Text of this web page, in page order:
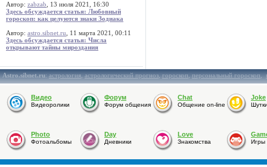
Автор: zabzab , 13 июля 2021, 16:30
Здесь обсуждается статья: Любовный
гороскоп: как целуются знаки Зодиака
Автор: astro.sibnet.ru , 11 марта 2021, 00:11
Здесь обсуждается статья: Числа
открывают тайны мироздания
Astro.sibnet.ru:астрология,астрологический прогноз,гороскоп,персональный гороскоп,
Видео
Видеоролики
Форум
Форум общения
Chat
Общение on-line
Joke
Photo
Фотоальбомы
Day
Дневники
Love
Знакомства Игры